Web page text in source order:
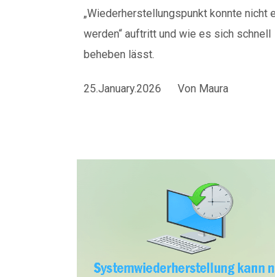
„Wiederherstellungspunkt konnte nicht
werden“ auftritt und wie es sich schnell
beheben lässt.
25.January.2026 Von Maura